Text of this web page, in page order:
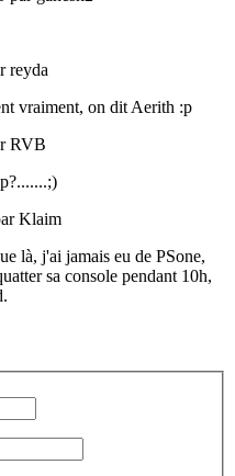
reyda
vraiment, on dit Aerith :p
RVB
Klaim
là, j'ai jamais eu de PSone,
sa console pendant 10h,